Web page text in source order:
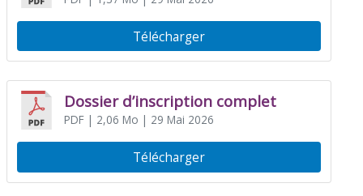
Télécharger
Dossier d’inscription complet
PDF| 2,06 Mo | 29 Mai 2026
Télécharger